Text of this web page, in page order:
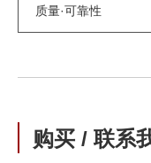
质量·可靠性
购买 / 联系